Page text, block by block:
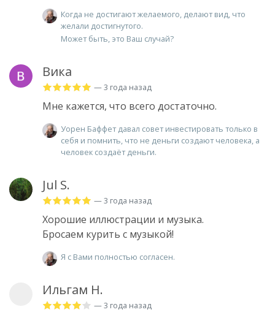
Когда не достигают желаемого, делают вид, что
желали достигнутого.
Может быть, это Ваш случай?
Вика
— 3 года назад
Мне кажется, что всего достаточно.
Уорен Баффет давал совет инвестировать только в
себя и помнить, что не деньги создают человека, а
человек создаёт деньги.
Jul S.
— 3 года назад
Хорошие иллюстрации и музыка.
Бросаем курить с музыкой!
Я с Вами полностью согласен.
Ильгам Н.
— 3 года назад